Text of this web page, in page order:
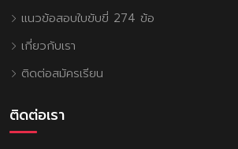
แนวข้อสอบใบขับขี่ 274 ข้อ
เกี่ยวกับเรา
ติดต่อสมัครเรียน
ติดต่อเรา